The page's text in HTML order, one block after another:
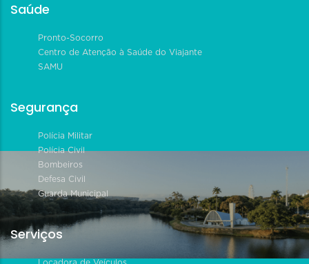
Saúde
Pronto-Socorro
Centro de Atenção à Saúde do Viajante
SAMU
Segurança
Polícia Militar
Polícia Civil
Bombeiros
Defesa Civil
Guarda Municipal
Serviços